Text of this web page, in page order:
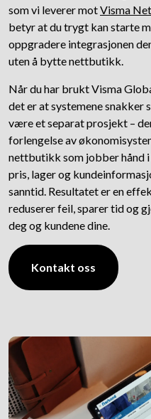
som vi leverer motVisma Net
betyr at du trygt kan starte
oppgradere integrasjonen
uten å bytte nettbutikk.
Når du har brukt Visma
det er at systemene snakker
være et separat prosjekt –
forlengelse av
nettbutikk som jobber hånd i
pris, lager og
sanntid. Resultatet er en
reduserer feil, sparer tid og
deg og kundene dine.
Kontakt oss